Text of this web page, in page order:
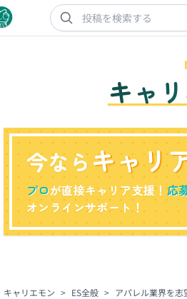
キャ
今ならキャリ
プロが直接キャリア支援！応
オンラインサポート！
キャリエモン > ES全般 > アパレル業界を